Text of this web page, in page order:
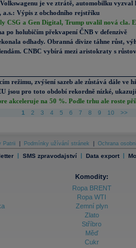
je ve ztrátě, automobilku vyzval
a.s.: Výpis z obchodního rejstříku
CSG a Gen Digital, Trump uvalil nová cla.
po holubičím překvapení ČNB v defenzivě
odhady. Obranná divize táhne růst,
CNBC vybírá mezi aristokraty s
režimu, zvýšení sazeb ale zůstává dále ve
jsou pro toto období rekordně nízké,
akceleruje na 50 %. Podle trhu ale roste
1 2 3 4 5 6 7 8 9 10 >>
Patrii Podmínky užívání stránek Ochrana
| SMS zpravodajství | Data export |
Komodity:
Ropa BRENT
Ropa WTI
Zemní plyn
Zlato
Stříbro
Měď
Cukr